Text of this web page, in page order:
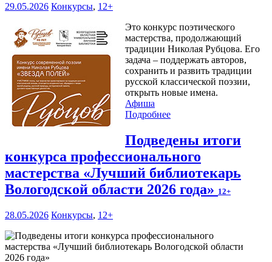
29.05.2026 Конкурсы, 12+
Это конкурс поэтического
мастерства, продолжающий
традиции Николая Рубцова. Его
задача – поддержать авторов,
сохранить и развить традиции
русской классической поэзии,
открыть новые имена.
Афиша
Подробнее
Подведены итоги
конкурса профессионального
мастерства «Лучший библиотекарь
Вологодской области 2026 года» 12+
28.05.2026 Конкурсы, 12+